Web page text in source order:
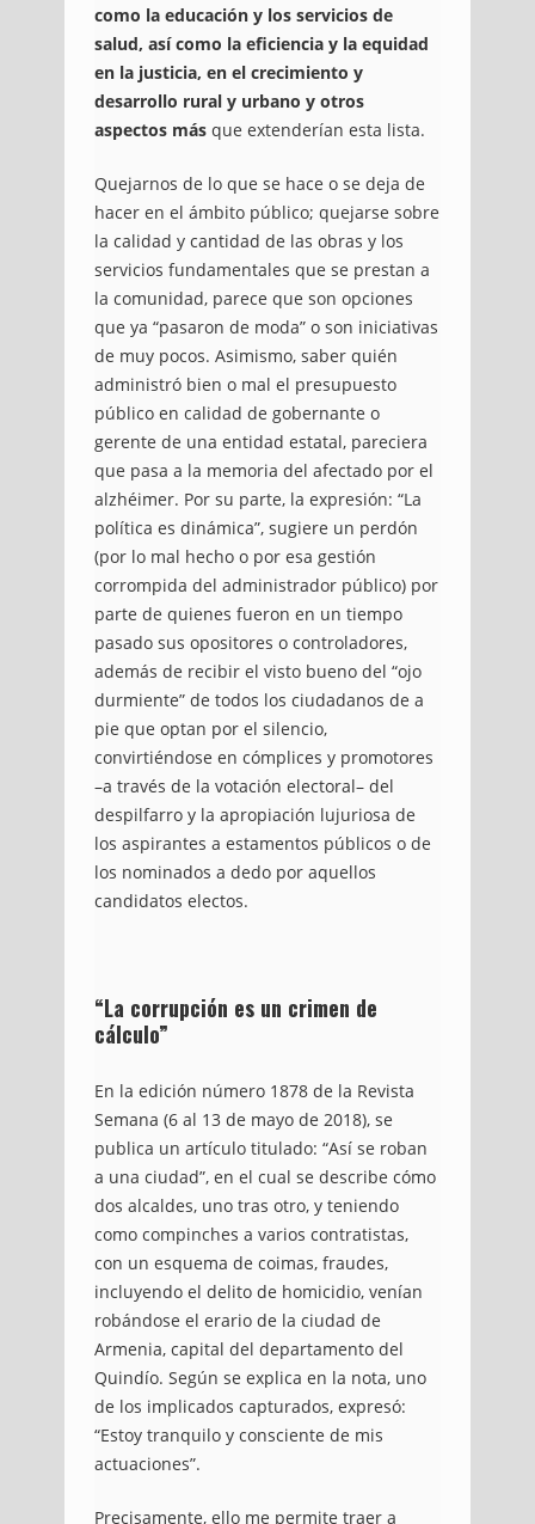
como la educación y los servicios de
salud, así como la eficiencia y la equidad
en la justicia, en el crecimiento y
desarrollo rural y urbano y otros
aspectos más que extenderían esta lista.
Quejarnos de lo que se hace o se deja de
hacer en el ámbito público; quejarse sobre
la calidad y cantidad de las obras y los
servicios fundamentales que se prestan a
la comunidad, parece que son opciones
que ya “pasaron de moda” o son iniciativas
de muy pocos. Asimismo, saber quién
administró bien o mal el presupuesto
público en calidad de gobernante o
gerente de una entidad estatal, pareciera
que pasa a la memoria del afectado por el
alzhéimer. Por su parte, la expresión: “La
política es dinámica”, sugiere un perdón
(por lo mal hecho o por esa gestión
corrompida del administrador público) por
parte de quienes fueron en un tiempo
pasado sus opositores o controladores,
además de recibir el visto bueno del “ojo
durmiente” de todos los ciudadanos de a
pie que optan por el silencio,
convirtiéndose en cómplices y promotores
–a través de la votación electoral– del
despilfarro y la apropiación lujuriosa de
los aspirantes a estamentos públicos o de
los nominados a dedo por aquellos
candidatos electos.
“La corrupción es un crimen de
cálculo”
En la edición número 1878 de la Revista
Semana (6 al 13 de mayo de 2018), se
publica un artículo titulado: “Así se roban
a una ciudad”, en el cual se describe cómo
dos alcaldes, uno tras otro, y teniendo
como compinches a varios contratistas,
con un esquema de coimas, fraudes,
incluyendo el delito de homicidio, venían
robándose el erario de la ciudad de
Armenia, capital del departamento del
Quindío. Según se explica en la nota, uno
de los implicados capturados, expresó:
“Estoy tranquilo y consciente de mis
actuaciones”.
Precisamente, ello me permite traer a